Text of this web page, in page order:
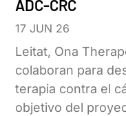
ADC-CRC
17 JUN 26
Leitat, Ona
colaboran para
terapia contra el
objetivo del